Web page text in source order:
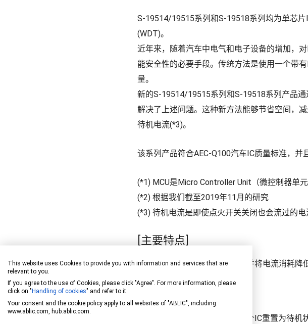
S-19514/19515系列和S-19518系列均为单芯
(WDT)。
近年来，随着汽车中电气和电子设备的增加，
能安全性的必要手段。传统方法是使用一个带
量。
新的S-19514/19515系列和S-19518系列产品
解决了上述问题。这种新方法能够节省空间，
待机电流(*3)。
该系列产品符合AEC-Q100汽车IC质量标准，并
(*1) MCU是Micro Controller Unit（微控制器单
(*2) 根据我们截至2019年11月的研究
(*3) 待机电流是即使点火开关关闭也会流过的电
[主要特点]
通过功能集成节省空间，并将电流消耗降
窗口模式提高了安全性
紧凑的高散热封装
配备使能引脚，可以将整个IC重置为待机
This website uses Cookies to provide you with information and services that are
relevant to you.
If you agree to the use of Cookies, please click "Agree". For more information, please
click on "Handling of cookies" and refer to it.
Your consent and the cookie policy apply to all websites of "ABLIC", including:
www.ablic.com, hub.ablic.com.